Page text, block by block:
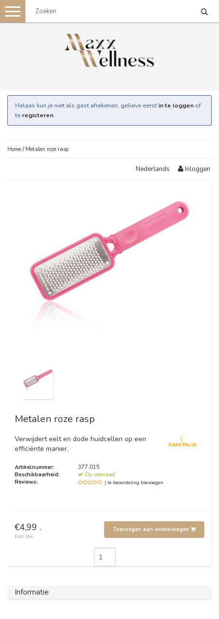
Toggle
navigation
Helaas kun je niet als gast afrekenen, gelieve eerst in te loggen of
te registeren.
Home / Metalen roze rasp
Nederlands Inloggen
Metalen roze rasp
Verwijdert eelt en dode huidcellen op een
efficiënte manier.
Artikelnummer:
377.015
Beschikbaarheid:
Op voorraad
Reviews:
| Je beoordeling toevoegen
€4,99 .
Excl. btw
Toevoegen aan winkelwagen
Informatie